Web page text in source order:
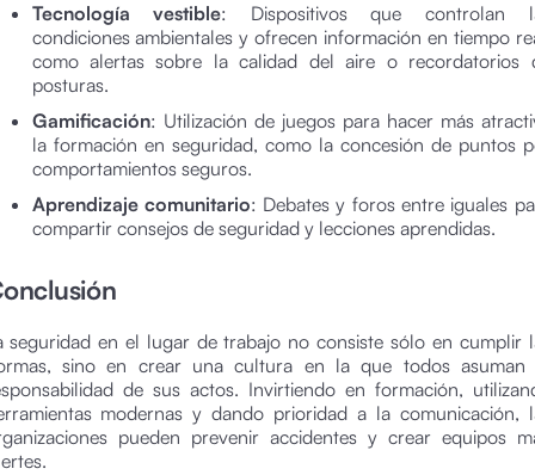
Tecnología vestible: Dispositivos que controlan
condiciones ambientales y ofrecen información en tiempo
como alertas sobre la calidad del aire o recordatorios
posturas.
Gamificación: Utilización de juegos para hacer más
la formación en seguridad, como la concesión de puntos
comportamientos seguros.
Aprendizaje comunitario: Debates y foros entre iguales
compartir consejos de seguridad y lecciones aprendidas.
seguridad en el lugar de trabajo no consiste sólo en cumplir
sino en crear una cultura en la que todos asuman
de sus actos. Invirtiendo en formación,
modernas y dando prioridad a la comunicación,
pueden prevenir accidentes y crear equipos